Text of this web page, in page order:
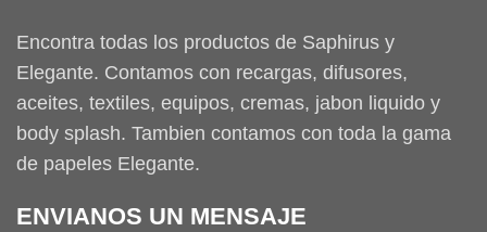
Encontra todas los productos de Saphirus y
Elegante. Contamos con recargas, difusores,
aceites, textiles, equipos, cremas, jabon liquido y
body splash. Tambien contamos con toda la gama
de papeles Elegante.
ENVIANOS UN MENSAJE